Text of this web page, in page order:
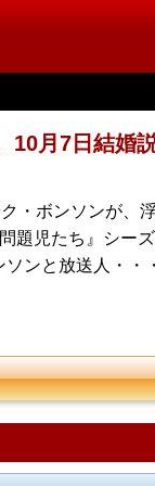
10月7日結婚
・ボンソンが、
題児たち』シー
ンと放送人・・・